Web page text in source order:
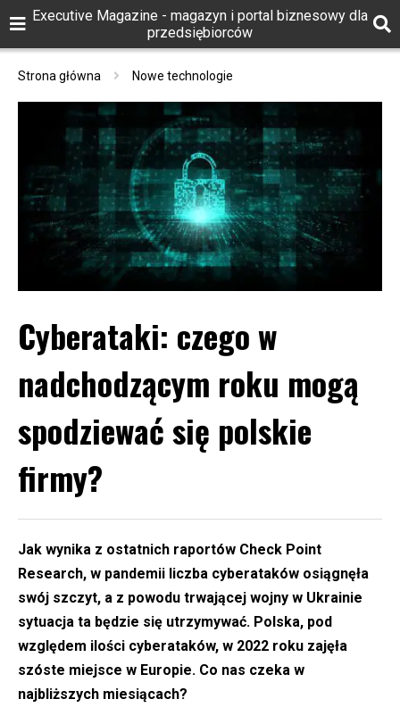
Executive Magazine - magazyn i portal biznesowy dla
przedsiębiorców
Strona główna Nowe technologie
Cyberataki: czego w
nadchodzącym roku mogą
spodziewać się polskie
firmy?
Jak wynika z ostatnich raportów Check Point
Research, w pandemii liczba cyberataków osiągnęła
swój szczyt, a z powodu trwającej wojny w Ukrainie
sytuacja ta będzie się utrzymywać. Polska, pod
względem ilości cyberataków, w 2022 roku zajęła
szóste miejsce w Europie. Co nas czeka w
najbliższych miesiącach?